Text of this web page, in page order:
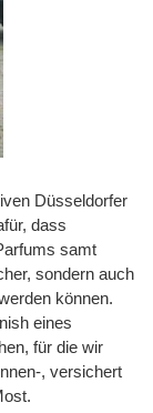
Düsseldorfer
dass
samt
sondern auch
können.
eines
für die wir
, versichert